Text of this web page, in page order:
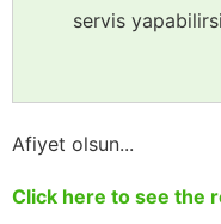
servis
Afiyet olsun...
Click here to see the